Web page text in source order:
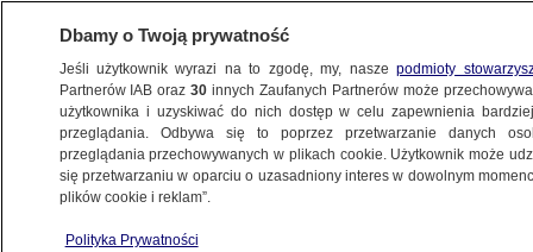
BUDOWNICTWO
"Potrzeby Polski lokalnej są inne".
Ministra broni poprawek do ustawy
Dbamy o Twoją prywatność
Jeśli użytkownik wyrazi na to zgodę, my, naszepodmioty
Partnerów IAB oraz30 innych Zaufanych Partnerów może
użytkownika i uzyskiwać do nich dostęp w celu zapewnienia
przeglądania. Odbywa się to poprzez przetwarzanie danych
przeglądania przechowywanych w plikach cookie. Użytkownik może
się przetwarzaniu w oparciu o uzasadniony interes w dowolnym
plików cookie i reklam”.
Polityka Prywatności